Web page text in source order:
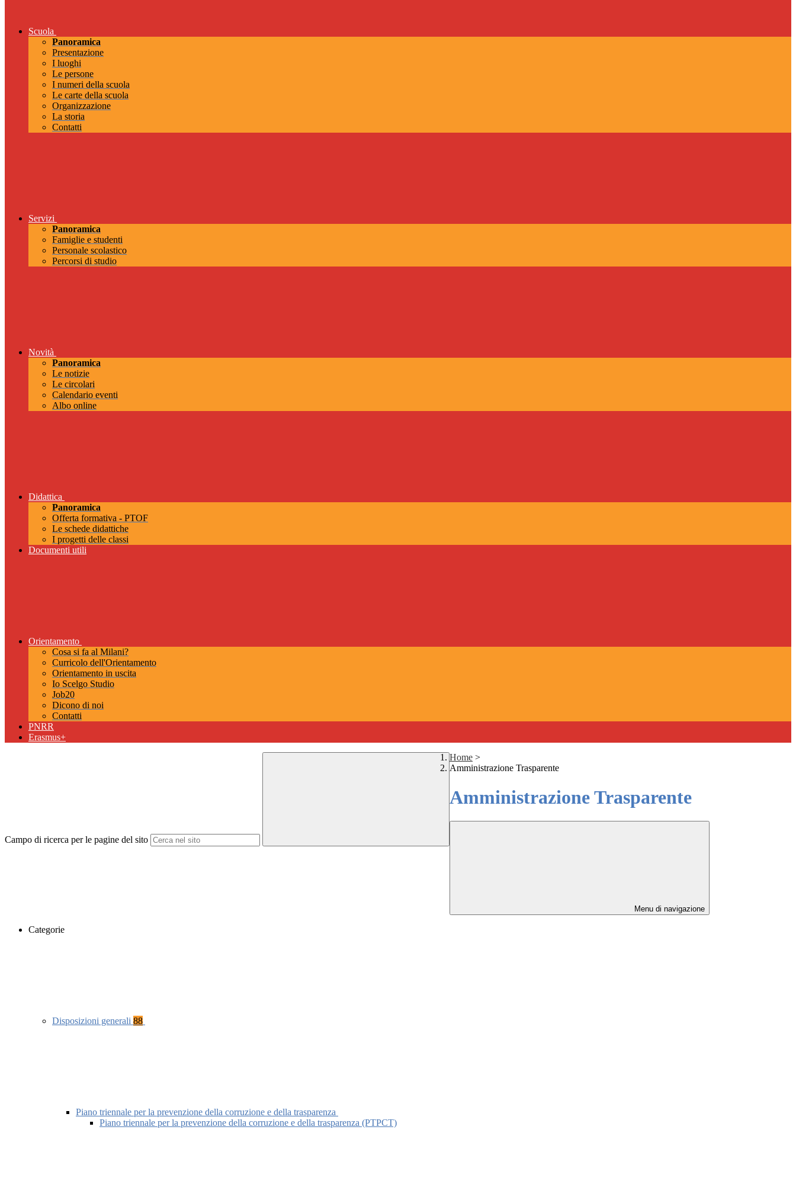
Scuola
Panoramica
Presentazione
I luoghi
Le persone
I numeri della scuola
Le carte della scuola
Organizzazione
La storia
Contatti
Servizi
Panoramica
Famiglie e studenti
Personale scolastico
Percorsi di studio
Novità
Panoramica
Le notizie
Le circolari
Calendario eventi
Albo online
Didattica
Panoramica
Offerta formativa - PTOF
Le schede didattiche
I progetti delle classi
Documenti utili
Orientamento
Cosa si fa al Milani?
Curricolo dell'Orientamento
Orientamento in uscita
Io Scelgo Studio
Job20
Dicono di noi
Contatti
PNRR
Erasmus+
Campo di ricerca per le pagine del sito
Home >
Amministrazione Trasparente
Amministrazione Trasparente
Menu di navigazione
Categorie
Disposizioni generali 88
Piano triennale per la prevenzione della corruzione e della trasparenza
Piano triennale per la prevenzione della corruzione e della trasparenza (PTPCT)